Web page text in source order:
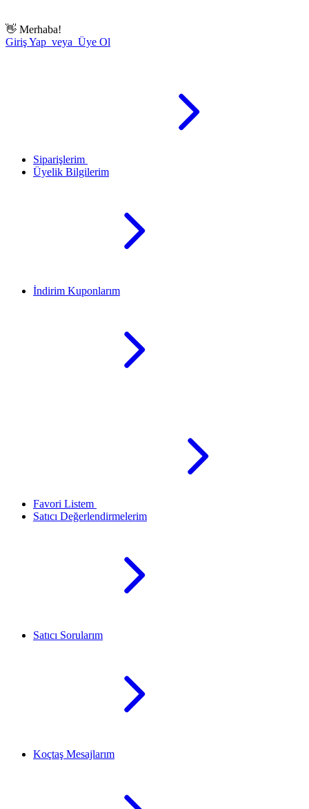
👋 Merhaba!
Giriş Yap veya Üye Ol
Siparişlerim
Üyelik Bilgilerim
İndirim Kuponlarım
Favori Listem
Satıcı Değerlendirmelerim
Satıcı Sorularım
Koçtaş Mesajlarım